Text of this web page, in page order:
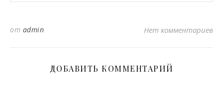
от admin Нет комментариев
ДОБАВИТЬ КОММЕНТАРИЙ